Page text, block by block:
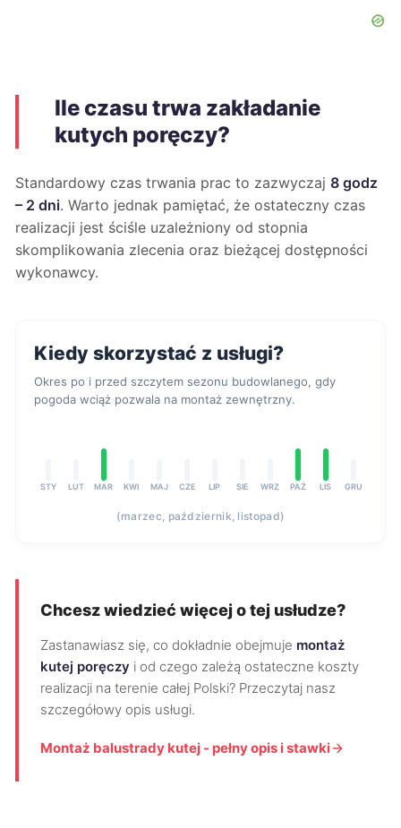
Ile czasu trwa zakładanie
kutych poręczy?
Standardowy czas trwania prac to zazwyczaj 8 godz
– 2 dni. Warto jednak pamiętać, że ostateczny czas
realizacji jest ściśle uzależniony od stopnia
skomplikowania zlecenia oraz bieżącej dostępności
wykonawcy.
Kiedy skorzystać z usługi?
Okres po i przed szczytem sezonu budowlanego, gdy
pogoda wciąż pozwala na montaż zewnętrzny.
STY LUT MAR KWI MAJ CZE LIP SIE WRZ PAŹ LIS GRU
(marzec, październik, listopad)
Chcesz wiedzieć więcej o tej usłudze?
Zastanawiasz się, co dokładnie obejmuje montaż
kutej poręczy i od czego zależą ostateczne koszty
realizacji na terenie całej Polski? Przeczytaj nasz
szczegółowy opis usługi.
Montaż balustrady kutej - pełny opis i stawki